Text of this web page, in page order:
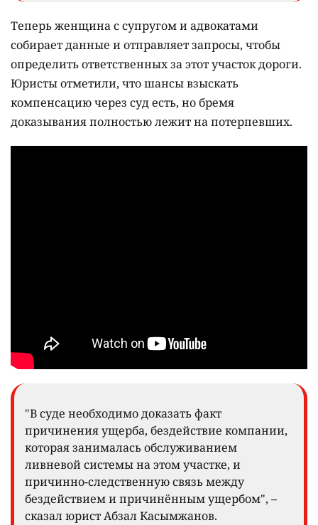
Теперь женщина с супругом и адвокатами
собирает данные и отправляет запросы, чтобы
определить ответственных за этот участок дороги.
Юристы отметили, что шансы взыскать
компенсацию через суд есть, но бремя
доказывания полностью лежит на потерпевших.
"В суде необходимо доказать факт
причинения ущерба, бездействие компании,
которая занималась обслуживанием
ливневой системы на этом участке, и
причинно-следственную связь между
бездействием и причинённым ущербом", –
сказал юрист Абзал Касымжанов.